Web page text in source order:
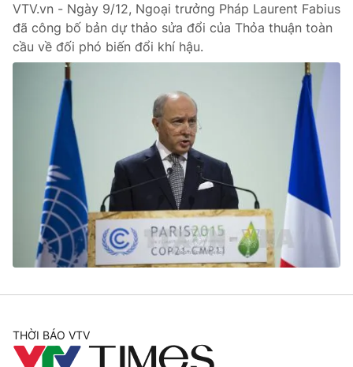
Nhân vật
Giải sao mai
Điện ảnh
Âm nhạc
Đời sống
Du lịch
Làm đẹp
Chất lượng cuộc sống
Giáo dục
Tuyển sinh
Học trực tuyến
Công nghệ
Hitech Công nghệ tương lai
Sản phẩm
Thị trường
Tư vấn
Giao lưu trực tuyến
Lịch phát sóng
Chuyên mục khác
Emagazine Podcast
Photo
VTV.vn - Ngày 9/12, Ngoại trưởng Pháp Laurent Fabius
đã công bố bản dự thảo sửa đổi của Thỏa thuận toàn
cầu về đối phó biến đổi khí hậu.
THỜI BÁO VTV